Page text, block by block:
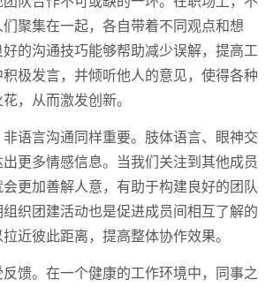
聚集在一起，各自带着不同观点和想
的沟通技巧能够帮助减少误解，提高工
极发言，并倾听他人的意见，使得各种
，从而激发创新。
语言沟通同样重要。肢体语言、眼神交
更多情感信息。当我们关注到其他成员
更加善解人意，有助于构建良好的团队
织团建活动也是促进成员间相互了解的
近彼此距离，提高整体协作效果。
馈。在一个健康的工作环境中，同事之